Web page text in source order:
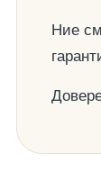
Ние